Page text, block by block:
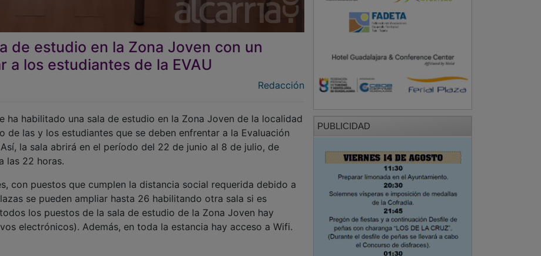
de estudio en la Zona Joven con un
a los estudiantes de la EVAU
Redacción
ha habilitado una sala de estudio en la Zona Joven de la localidad
de las y los estudiantes que se deben enfrentar a la Evaluación
la sala abrirá en el período del 22 de junio al 8 de julio, de
las 22 horas.
con puestos que cumplen la distancia social requerida debido a
se pueden ampliar hasta 26 habilitando otra sala si es
los puestos de la sala de estudio de la Zona Joven hay
electrónicos). Además, en toda la estancia hay acceso a Wifi.
PUBLICIDAD